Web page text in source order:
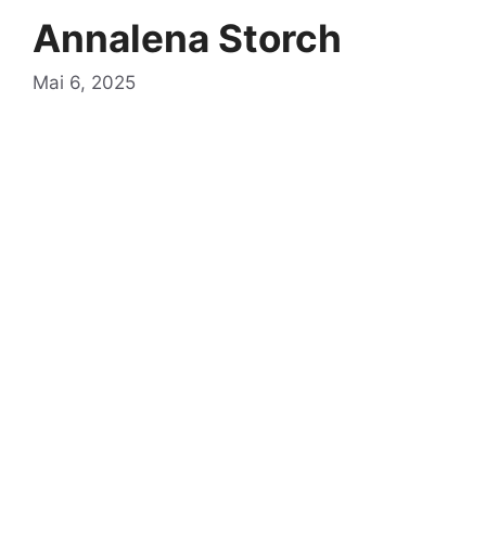
Annalena Storch
Mai 6, 2025